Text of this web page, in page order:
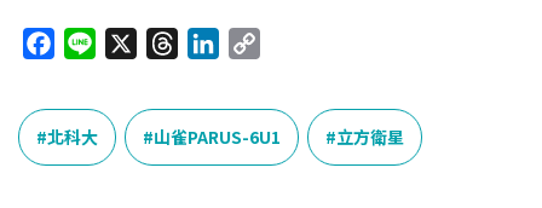
c
e
b
n
e
r
e
a
n
k
e
p
y
L
北科大 山雀PARUS-6U1 立方衛星